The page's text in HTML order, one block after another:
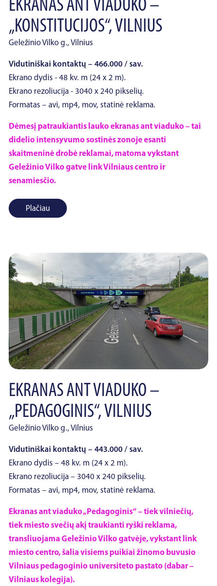
EKRANAS ANT VIADUKO –
„KONSTITUCIJOS“, VILNIUS
Geležinio Vilko g., Vilnius
Vidutiniškai kontaktų – 466.000 / sav.
Ekrano dydis - 48 kv. m (24 x 2 m).
Ekrano rezoliucija - 3040 x 240 pikselių.
Formatas – avi, mp4, mov, statinė reklama.
Dėmesį patraukiantis lauko ekranas ant viaduko – tai
didelio intensyvumo sostinės zonoje esanti
skaitmeninė drobė reklamai, matoma vykstant
Geležinio Vilko gatve link Vilniaus centro ir
senamiesčio.
Plačiau
EKRANAS ANT VIADUKO –
„PEDAGOGINIS“, VILNIUS
Geležinio Vilko g., Vilnius
Vidutiniškai kontaktų – 443.000 / sav.
Ekrano dydis – 48 kv. m (24 x 2 m).
Ekrano rezoliucija – 3040 x 240 pikselių.
Formatas – avi, mp4, mov, statinė reklama.
Ekranas ant viaduko „Pedagoginis“ – tiek vilniečių,
tiek miesto svečių akį traukianti ryški reklama,
transliuojama Geležinio Vilko gatvėje, vykstant link
miesto centro, šalia visiems puikiai žinomo buvusio
Vilniaus pedagoginio universiteto pastato (dabar –
Vilniaus kolegija).